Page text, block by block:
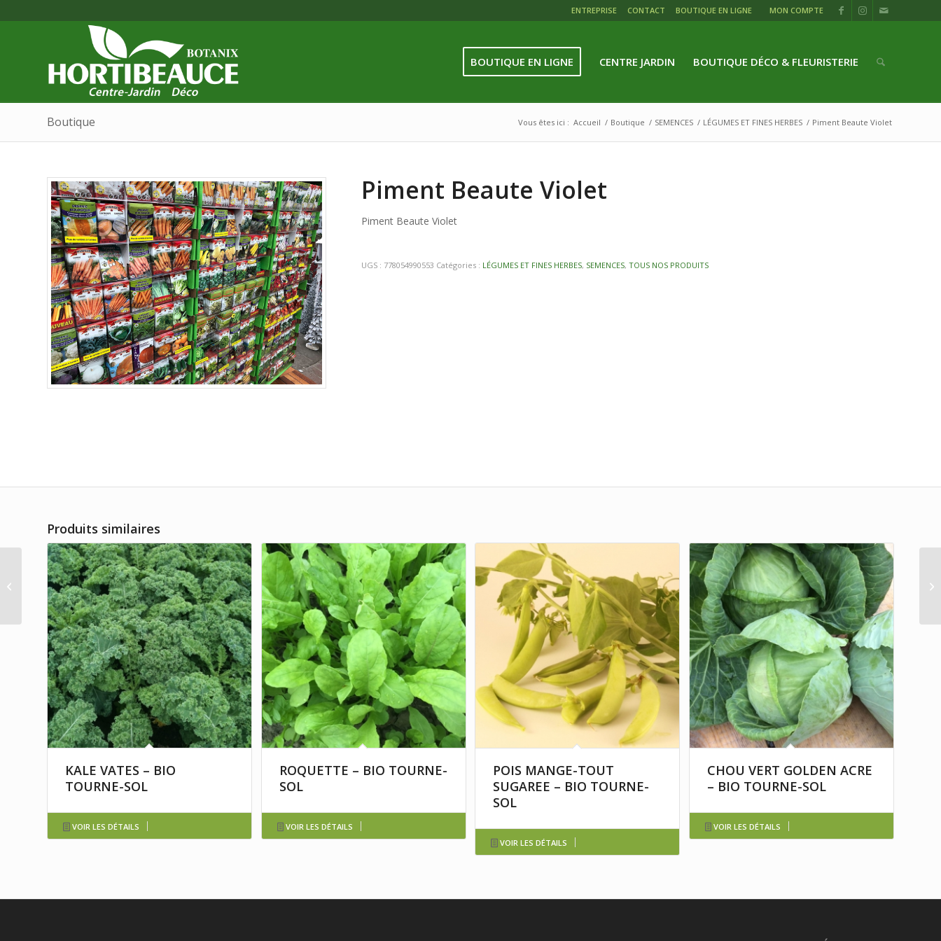
ENTREPRISE CONTACT BOUTIQUE EN LIGNE MON COMPTE
BOUTIQUE EN LIGNE CENTRE JARDIN BOUTIQUE DÉCO & FLEURISTERIE
Boutique Vous êtes ici : Accueil / Boutique / SEMENCES / LÉGUMES ET FINES HERBES / Piment Beaute Violet
Piment Beaute Violet
Piment Beaute Violet
UGS : 778054990553 Catégories : LÉGUMES ET FINES HERBES, SEMENCES,TOUS NOS PRODUITS
Produits similaires
KALE VATES – BIO
TOURNE-SOL
VOIR LES DÉTAILS
ROQUETTE – BIO TOURNE-
SOL
VOIR LES DÉTAILS
POIS MANGE-TOUT
SUGAREE – BIO TOURNE-
SOL
VOIR LES DÉTAILS
CHOU VERT GOLDEN ACRE
– BIO TOURNE-SOL
VOIR LES DÉTAILS
Piment Cloche Orange